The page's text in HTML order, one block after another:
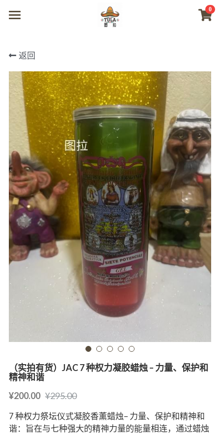
0
商城
视频
我们
联系及问题
登录
搜索
微信联系
返回
（实拍有货）JAC 7 种权力凝胶蜡烛 – 力量、保护和
精神和谐
¥200.00 ¥295.00
7 种权力祭坛仪式凝胶香薰蜡烛– 力量、保护和精神和
谐：旨在与七种强大的精神力量的能量相连，通过蜡烛
×
商品分类
所有商品分类